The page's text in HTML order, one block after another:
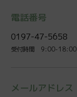
電話番号
0197-47-5658
受付時間 9:00-18:00
メールアドレス